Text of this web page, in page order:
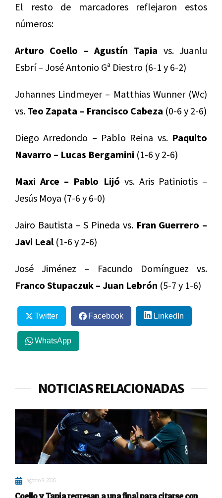
El resto de marcadores reflejaron estos
números:
Arturo Coello – Agustín Tapia vs. Juanlu
Esbrí – José Antonio Gª Diestro (6-1 y 6-2)
Johannes Lindmeyer – Matthias Wunner (Wc)
vs. Teo Zapata – Francisco Cabeza (0-6 y 2-6)
Diego Arredondo – Pablo Reina vs. Paquito
Navarro – Lucas Bergamini (1-6 y 2-6)
Maxi Arce – Pablo Lijó vs. Aris Patiniotis –
Jesús Moya (7-6 y 6-0)
Jairo Bautista – S Pineda vs. Fran Guerrero –
Javi Leal(1-6 y 2-6)
José Jiménez – Facundo Domínguez vs.
Franco Stupaczuk – Juan Lebrón (5-7 y 1-6)
Twitter Facebook LinkedIn
WhatsApp
NOTICIAS RELACIONADAS
agosto 8, 2026